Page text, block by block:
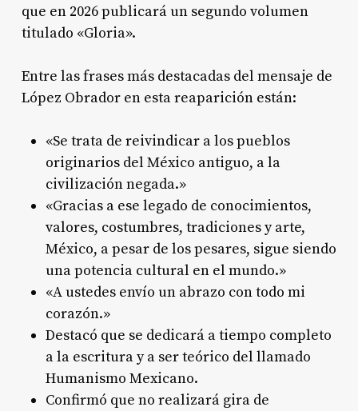
que en 2026 publicará un segundo volumen
titulado «Gloria».
Entre las frases más destacadas del mensaje de
López Obrador en esta reaparición están:
«Se trata de reivindicar a los pueblos
originarios del México antiguo, a la
civilización negada.»
«Gracias a ese legado de conocimientos,
valores, costumbres, tradiciones y arte,
México, a pesar de los pesares, sigue siendo
una potencia cultural en el mundo.»
«A ustedes envío un abrazo con todo mi
corazón.»
Destacó que se dedicará a tiempo completo
a la escritura y a ser teórico del llamado
Humanismo Mexicano.
Confirmó que no realizará gira de